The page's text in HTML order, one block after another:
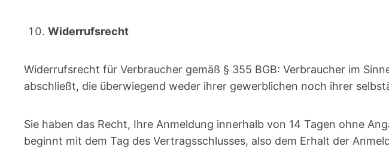
Widerrufsrecht
Widerrufsrecht für Verbraucher gemäß § 355 BGB: Verbraucher im
abschließt, die überwiegend weder ihrer gewerblichen noch ihrer
Sie haben das Recht, Ihre Anmeldung innerhalb von 14 Tagen ohne
beginnt mit dem Tag des Vertragsschlusses, also dem Erhalt der